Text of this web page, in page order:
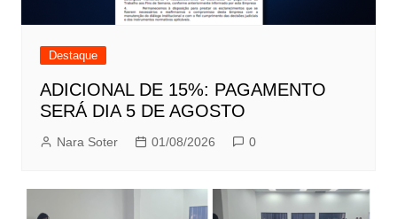
Destaque
ADICIONAL DE 15%: PAGAMENTO
SERÁ DIA 5 DE AGOSTO
Nara Soter 01/08/2026 0